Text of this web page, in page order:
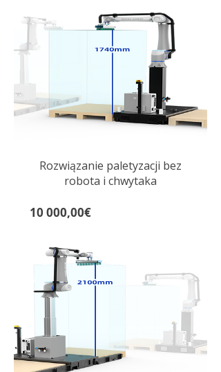
Rozwiązanie paletyzacji bez
robota i chwytaka
10 000,00€Cena